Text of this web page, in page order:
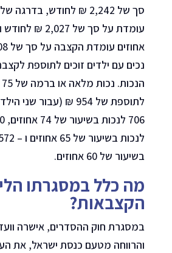
נכים עם ילדים זוכים לתוספת
לתוספת של 954 ₪ (עבור
בשיעור של 60 אחוזים.
מה כלל במסגרתו
הקצבאות?
במסגרת חוק ההסדרים, אישרה
והרווחה מטעם כנסת ישראל, את